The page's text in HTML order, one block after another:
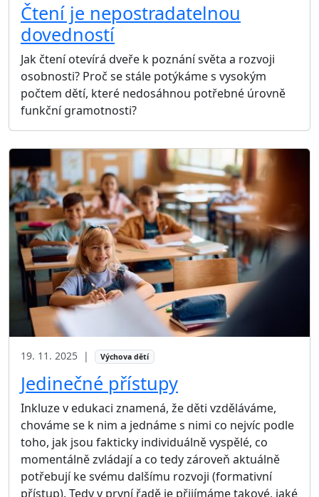
Čtení je nepostradatelnou
dovedností
Jak čtení otevírá dveře k poznání světa a rozvoji
osobnosti? Proč se stále potýkáme s vysokým
počtem dětí, které nedosáhnou potřebné úrovně
funkční gramotnosti?
19. 11. 2025 | Výchova dětí
Jedinečné přístupy
Inkluze v edukaci znamená, že děti vzděláváme,
chováme se k nim a jednáme s nimi co nejvíc podle
toho, jak jsou fakticky individuálně vyspělé, co
momentálně zvládají a co tedy zároveň aktuálně
potřebují ke svému dalšímu rozvoji (formativní
přístup). Tedy v první řadě je přijímáme takové, jaké